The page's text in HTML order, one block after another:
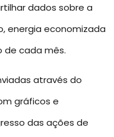
dados sobre a
energia economizada
de cada mês.
através do
gráficos e
das ações de